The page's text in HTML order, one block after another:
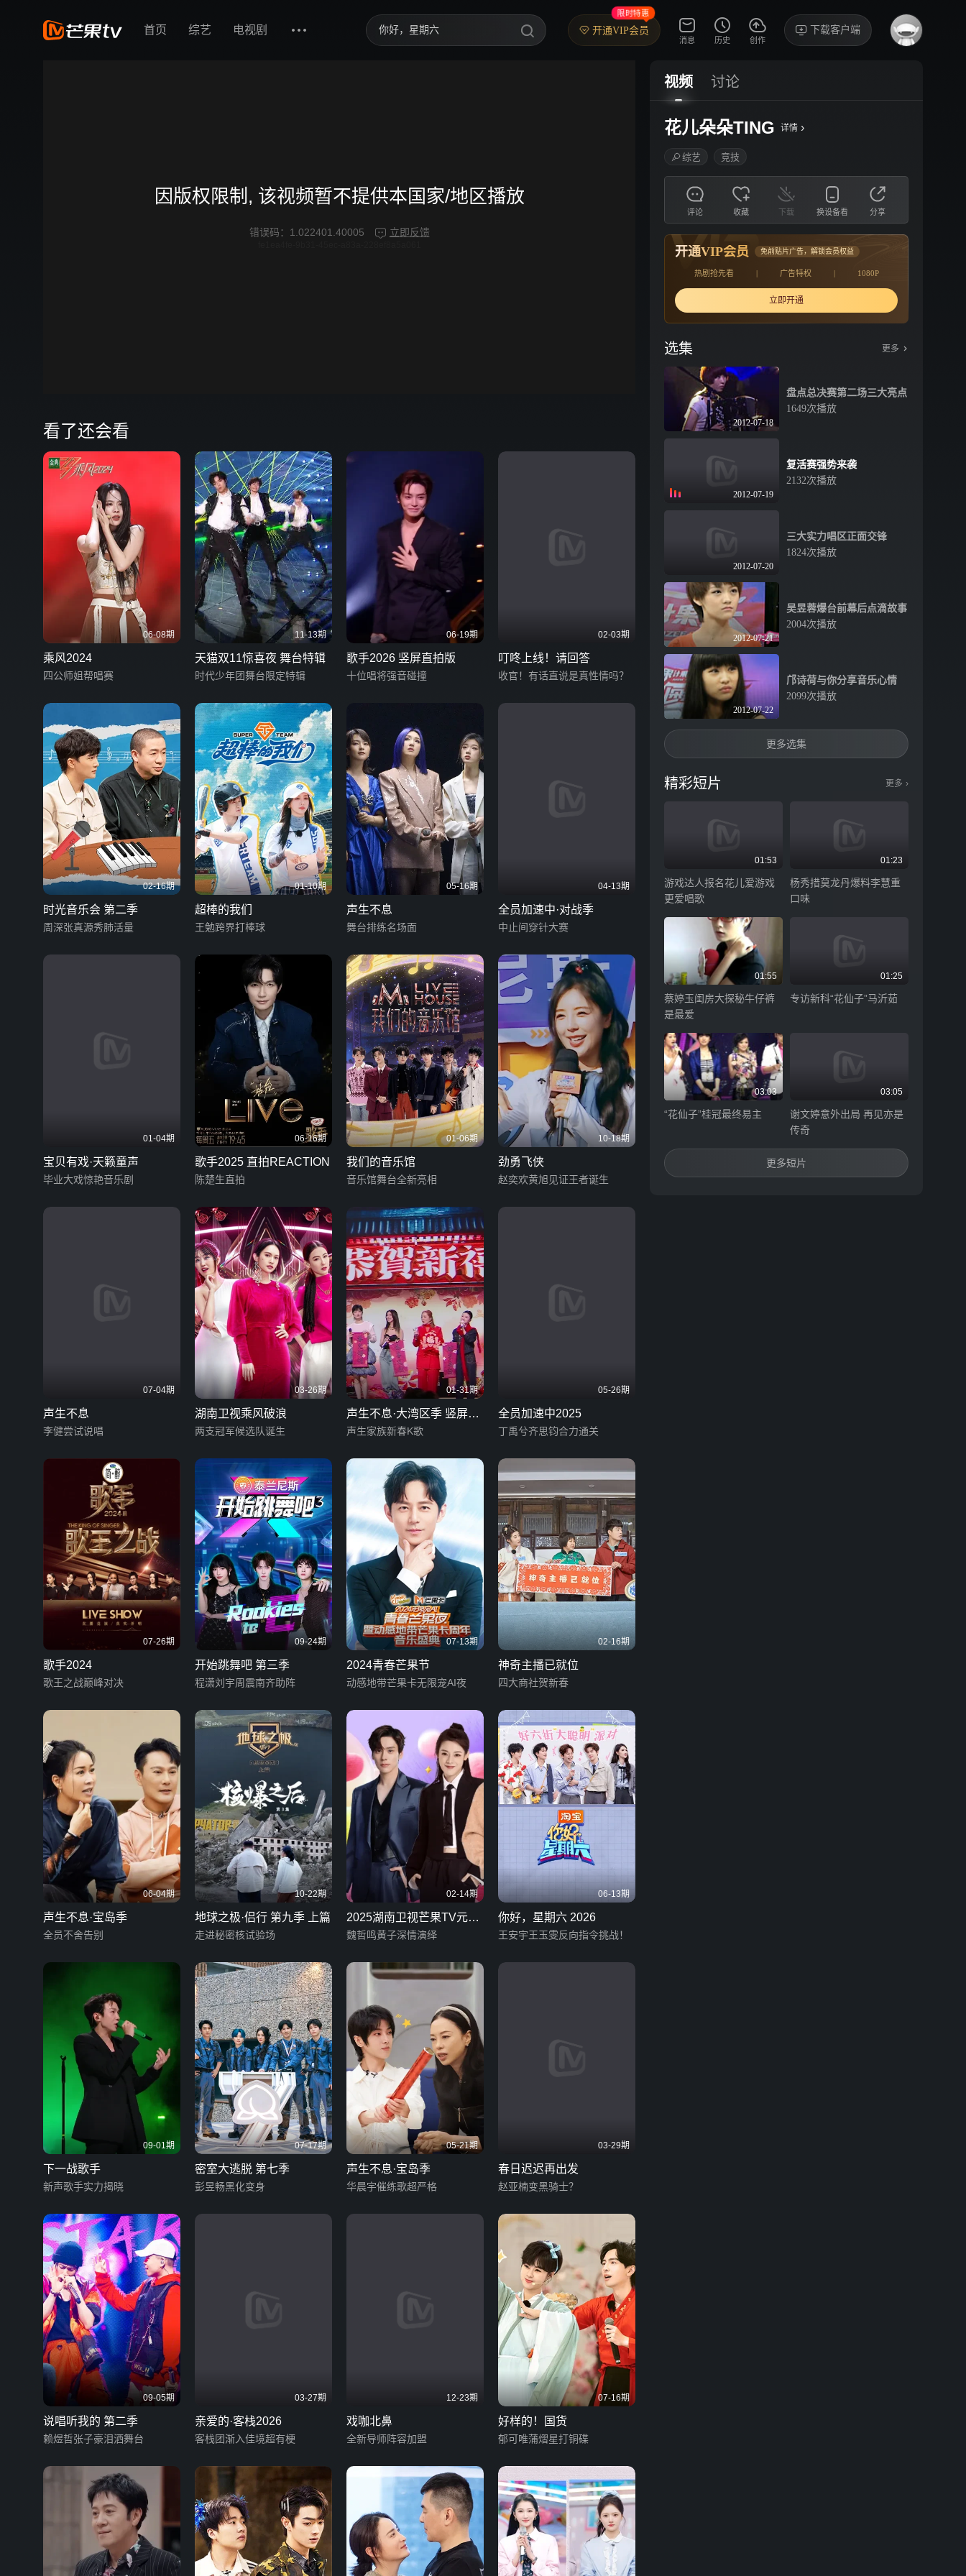
首页 综艺 电视剧 你好，星期六
我们的宿舍·归心季
开通VIP会员
限时特惠
消息 历史 创作
下载客户端
因版权限制, 该视频暂不提供本国家/地区播放
错误码： 1.022401.40005 立即反馈
看了还会看
06-08期
乘风2024
四公师姐帮唱赛
11-13期
天猫双11惊喜夜 舞台特辑
时代少年团舞台限定特辑
06-19期
歌手2026 竖屏直拍版
十位唱将强音碰撞
02-03期
叮咚上线！请回答
收官！有话直说是真性情吗？
02-16期
时光音乐会 第二季
周深张真源秀肺活量
01-10期
超棒的我们
王勉跨界打棒球
05-16期
声生不息
舞台排练名场面
04-13期
全员加速中·对战季
中止间穿针大赛
01-04期
宝贝有戏·天籁童声
毕业大戏惊艳音乐剧
06-16期
歌手2025 直拍REACTION
陈楚生直拍
01-06期
我们的音乐馆
音乐馆舞台全新亮相
10-18期
劲勇飞侠
赵奕欢黄旭见证王者诞生
07-04期
声生不息
李健尝试说唱
03-26期
湖南卫视乘风破浪
两支冠军候选队诞生
01-31期
声生不息·大湾区季 竖屏直
拍版
声生家族新春K歌
05-26期
全员加速中2025
丁禹兮齐思钧合力通关
07-26期
歌手2024
歌王之战巅峰对决
09-24期
开始跳舞吧 第三季
程潇刘宇周震南齐助阵
07-13期
2024青春芒果节
动感地带芒果卡无限宠AI夜
02-16期
神奇主播已就位
四大商社贺新春
06-04期
声生不息·宝岛季
全员不舍告别
10-22期
地球之极·侣行 第九季 上篇
走进秘密核试验场
02-14期
2025湖南卫视芒果TV元宵
喜乐会
魏哲鸣黄子深情演绎
06-13期
你好，星期六 2026
王安宇王玉雯反向指令挑战！
09-01期
下一战歌手
新声歌手实力揭晓
07-17期
密室大逃脱 第七季
彭昱畅黑化变身
05-21期
声生不息·宝岛季
华晨宇催练歌超严格
03-29期
春日迟迟再出发
赵亚楠变黑骑士？
09-05期
说唱听我的 第二季
赖煜哲张子豪泪洒舞台
03-27期
亲爱的·客栈2026
客栈团渐入佳境超有梗
12-23期
戏咖北鼻
全新导师阵容加盟
07-16期
好样的！国货
郁可唯蒲熠星打铜碟
视频 讨论
花儿朵朵TING 详情 ›
综艺 竞技
评论 收藏 下载 换设备看 分享
开通VIP会员 免前贴片广告，解锁会员权益
热剧抢先看 | 广告特权 | 1080P
立即开通
选集 更多
2012-07-18
盘点总决赛第二场三大亮点
1649次播放
2012-07-19
复活赛强势来袭
2132次播放
2012-07-20
三大实力唱区正面交锋
1824次播放
2012-07-21
吴昱蓉爆台前幕后点滴故事
2004次播放
2012-07-22
邝诗荷与你分享音乐心情
2099次播放
更多选集
精彩短片 更多 ›
01:53
游戏达人报名花儿爱游戏
更爱唱歌
01:23
杨秀措莫龙丹爆料李慧重
口味
01:55
蔡婷玉闺房大探秘牛仔裤
是最爱
01:25
专访新科“花仙子”马沂茹
03:03
“花仙子”桂冠最终易主
03:05
谢文婷意外出局 再见亦是
传奇
更多短片